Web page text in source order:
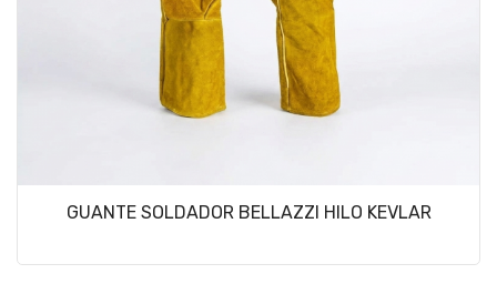
GUANTE SOLDADOR BELLAZZI HILO KEVLAR